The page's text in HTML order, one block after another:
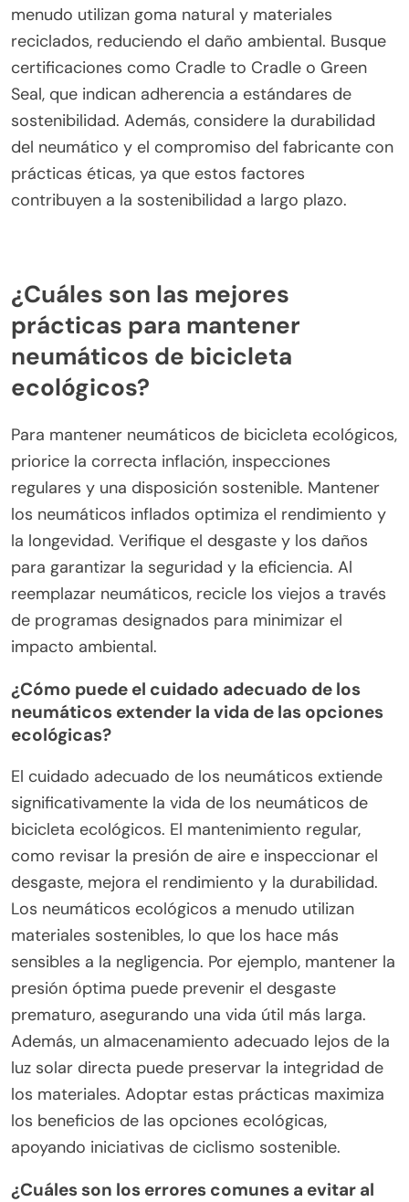
impacto ambiental como la calidad de
conducción. Además, los estudios muestran que
estos neumáticos pueden proporcionar una
tracción y resistencia a la rodadura comparables
o incluso superiores en comparación con las
opciones tradicionales, lo que los convierte en una
excelente elección para el ciclismo sostenible.
¿Cómo pueden los consumidores identificar
Los consumidores pueden identificar productos
verdaderamente sostenibles examinando los
materiales, certificaciones e impactos en el ciclo
de vida. Los neumáticos de bicicleta ecológicos a
menudo utilizan goma natural y materiales
certificaciones como Cradle to Cradle o Green
Seal, que indican adherencia a estándares de
sostenibilidad. Además, considere la durabilidad
del neumático y el compromiso del fabricante con
prácticas éticas, ya que estos factores
contribuyen a la sostenibilidad a largo plazo.
¿Cuáles son las mejores
prácticas para mantener
neumáticos de bicicleta
ecológicos?
Para mantener neumáticos de bicicleta ecológicos,
priorice la correcta inflación, inspecciones
regulares y una disposición sostenible. Mantener
los neumáticos inflados optimiza el rendimiento y
la longevidad. Verifique el desgaste y los daños
para garantizar la seguridad y la eficiencia. Al
reemplazar neumáticos, recicle los viejos a través